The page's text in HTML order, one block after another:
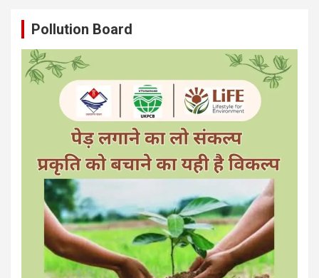
Pollution Board